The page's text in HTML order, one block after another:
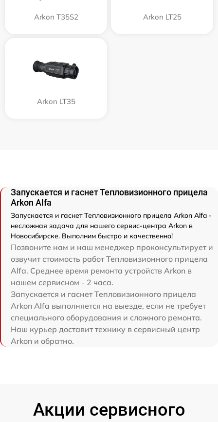
Arkon T35S2 Arkon LT25
Arkon LT35
Запускается и гаснет Тепловизионного прицела
Arkon Alfa
Запускается и гаснет Тепловизионного прицела Arkon Alfa -
несложная задача для нашего сервис-центра Arkon в
Новосибирске. Выполним быстро и качественно!
Позвоните нам и наш менеджер проконсультирует и
озвучит стоимость работ Тепловизионного прицела
Alfa. Среднее время ремонта устройств Arkon в
нашем сервисном - 2 часа.
Запускается и гаснет Тепловизионного прицела
Arkon Alfa выполняется на выезде, если не требует
специального оборудования и сложного ремонта.
Наш курьер доставит технику в сервисный центр
Arkon и обратно.
Акции сервисного